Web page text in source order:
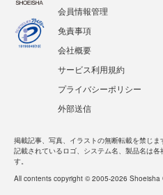
会員情報管理
免責事項
会社概要
サービス利用規約
プライバシーポリシー
外部送信
掲載記事、写真、イラストの無断転載を禁じま
記載されているロゴ、システム名、製品名は
す。
All contents copyright © 2005-2026 Shoeisha